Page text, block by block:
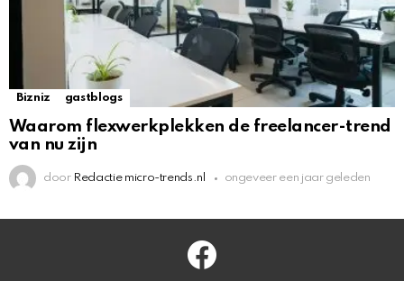
Bizniz gastblogs
Waarom flexwerkplekken de freelancer-trend
van nu zijn
door Redactie micro-trends.nl ongeveer een jaar geleden
facebook